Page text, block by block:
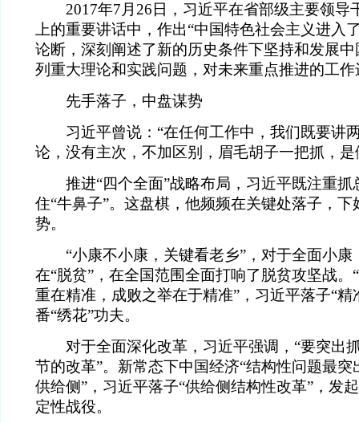
2017年7月26日，习近平在省部级主要领导
上的重要讲话中，作出“中国特色社会主义进入
论断，深刻阐述了新的历史条件下坚持和发展
列重大理论和实践问题，对未来重点推进的工
先手落子，中盘谋势
习近平曾说：“在任何工作中，我们既要讲
论，没有主次，不加区别，眉毛胡子一把抓，是
推进“四个全面”战略布局，习近平既注重抓
住“牛鼻子”。这盘棋，他频频在关键处落子，
势。
“小康不小康，关键看老乡”，对于全面小康
在“脱贫”，在全国范围全面打响了脱贫攻坚战。
重在精准，成败之举在于精准”，习近平落子“精
番“绣花”功夫。
对于全面深化改革，习近平强调，“要突出
节的改革”。新常态下中国经济“结构性问题最
供给侧”，习近平落子“供给侧结构性改革”，发
定性战役。